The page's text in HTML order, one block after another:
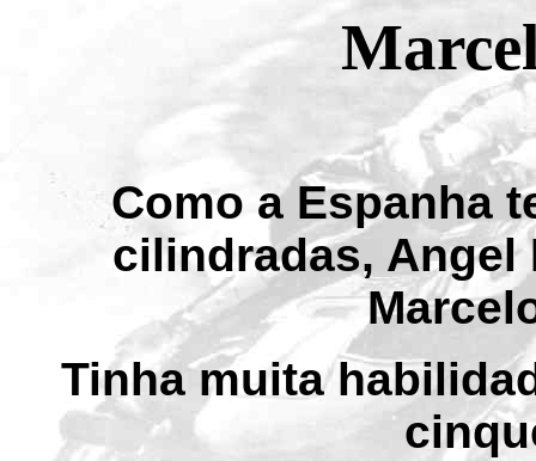
Como a Espanha
cilindradas, Angel
Tinha muita